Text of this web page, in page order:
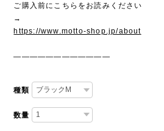
ご購入前にこちらをお読みください
→
https://www.motto-shop.jp/about
————————————
種類
数量